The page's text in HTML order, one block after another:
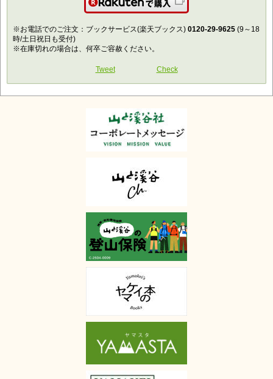
楽天で購入
※お電話でのご注文：ブックサービス(楽天ブックス) 0120-29-9625 (9～18
時/土日祝日も受付)
※在庫切れの場合は、何卒ご容赦ください。
Tweet Check